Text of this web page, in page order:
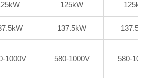
125kW
137.5kW
1000V 580-1000V 580-